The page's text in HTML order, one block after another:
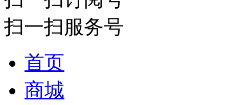
扫一扫服务号
首页
商城